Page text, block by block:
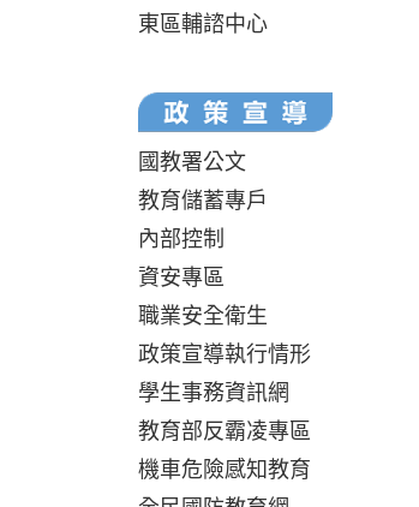
東區輔諮中心
國教署公文
教育儲蓄專戶
內部控制
資安專區
職業安全衛生
政策宣導執行情形
學生事務資訊網
教育部反霸凌專區
機車危險感知教育